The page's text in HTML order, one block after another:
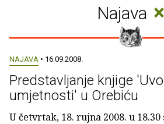
Najava ×
NAJAVA • 16.09.2008.
Predstavljanje knjige
umjetnosti' u Orebiću
U četvrtak, 18. rujna 2008. u